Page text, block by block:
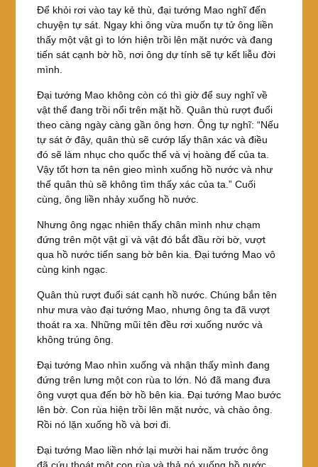
Để khỏi rơi vào tay kẻ thù, đại tướng Mao nghĩ đến
chuyện tự sát. Ngay khi ông vừa muốn tự tử ông liền
thấy một vật gì to lớn hiện trồi lên mặt nước và đang
tiến sát cạnh bờ hồ, nơi ông dự tính sẽ tự kết liễu đời
mình.
Đại tướng Mao không còn có thì giờ để suy nghĩ về
vật thể đang trồi nổi trên mặt hồ. Quân thù rượt đuổi
theo càng ngày càng gần ông hơn. Ông tự nghĩ: “Nếu
tự sát ở đây, quân thù sẽ cướp lấy thân xác và điều
đó sẽ làm nhục cho quốc thể và vị hoàng đế của ta.
Vậy tốt hơn ta nên gieo mình xuống hồ nước và như
thế quân thù sẽ không tìm thấy xác của ta.” Cuối
cùng, ông liền nhảy xuống hồ nước.
Nhưng ông ngạc nhiên thấy chân mình như chạm
đứng trên một vật gì và vật đó bắt đầu rời bờ, vượt
qua hồ nước tiến sang bờ bên kia. Đại tướng Mao vô
cùng kinh ngạc.
Quân thù rượt đuổi sát cạnh hồ nước. Chúng bắn tên
như mưa vào đại tướng Mao, nhưng ông ta đã vượt
thoát ra xa. Những mũi tên đều rơi xuống nước và
không trúng ông.
Đại tướng Mao nhìn xuống và nhận thấy mình đang
đứng trên lưng một con rùa to lớn. Nó đã mang đưa
ông vượt qua đến bờ hồ bên kia. Đại tướng Mao bước
lên bờ. Con rùa hiện trồi lên mặt nước, và chào ông.
Rồi nó lặn xuống hồ và bơi đi.
Đại tướng Mao liền nhớ lại mười hai năm trước ông